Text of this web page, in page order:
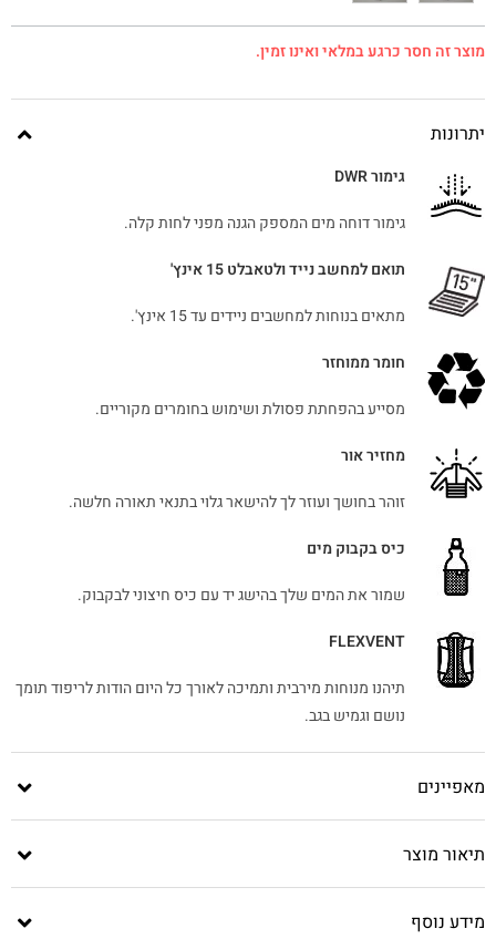
מוצר זה חסר כרגע במלאי ואינו זמין.
יתרונות
גימור DWR
גימור דוחה מים המספק הגנה מפני לחות קלה.
תואם למחשב נייד ולטאבלט 15 אינץ'
מתאים בנוחות למחשבים ניידים עד 15 אינץ'.
חומר ממוחזר
מסייע בהפחתת פסולת ושימוש בחומרים מקוריים.
מחזיר אור
זוהר בחושך ועוזר לך להישאר גלוי בתנאי תאורה חלשה.
כיס בקבוק מים
שמור את המים שלך בהישג יד עם כיס חיצוני לבקבוק.
FLEXVENT
תיהנו מנוחות מירבית ותמיכה לאורך כל היום הודות לריפוד תומך
נושם וגמיש בגב.
מאפיינים
תיאור מוצר
מידע נוסף